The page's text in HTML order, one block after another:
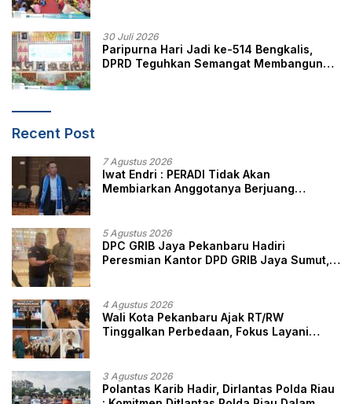
30 Juli 2026
Paripurna Hari Jadi ke-514 Bengkalis,
DPRD Teguhkan Semangat Membangun
Recent Post
7 Agustus 2026
Iwat Endri : PERADI Tidak Akan
Membiarkan Anggotanya Berjuang
5 Agustus 2026
DPC GRIB Jaya Pekanbaru Hadiri
Peresmian Kantor DPD GRIB Jaya Sumut,
4 Agustus 2026
Wali Kota Pekanbaru Ajak RT/RW
Tinggalkan Perbedaan, Fokus Layani
3 Agustus 2026
Polantas Karib Hadir, Dirlantas Polda Riau